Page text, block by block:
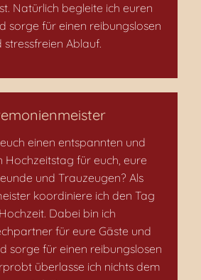
Natürlich begleite ich euren
sorge für einen reibungslosen
stressfreien Ablauf.
einen entspannten und
Hochzeitstag für euch, eure
und Trauzeugen? Als
koordiniere ich den Tag
Dabei bin ich
für eure Gäste und
sorge für einen reibungslosen
überlasse ich nichts dem